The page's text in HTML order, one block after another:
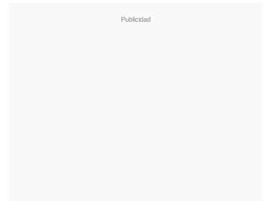
Medio especializado postula a Mariana Di